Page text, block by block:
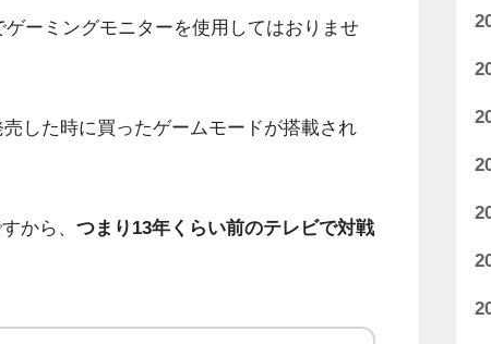
ーミングモニターを使用してはおりませ
した時に買ったゲームモードが搭載され
から、 つまり13年くらい前のテレビで対戦